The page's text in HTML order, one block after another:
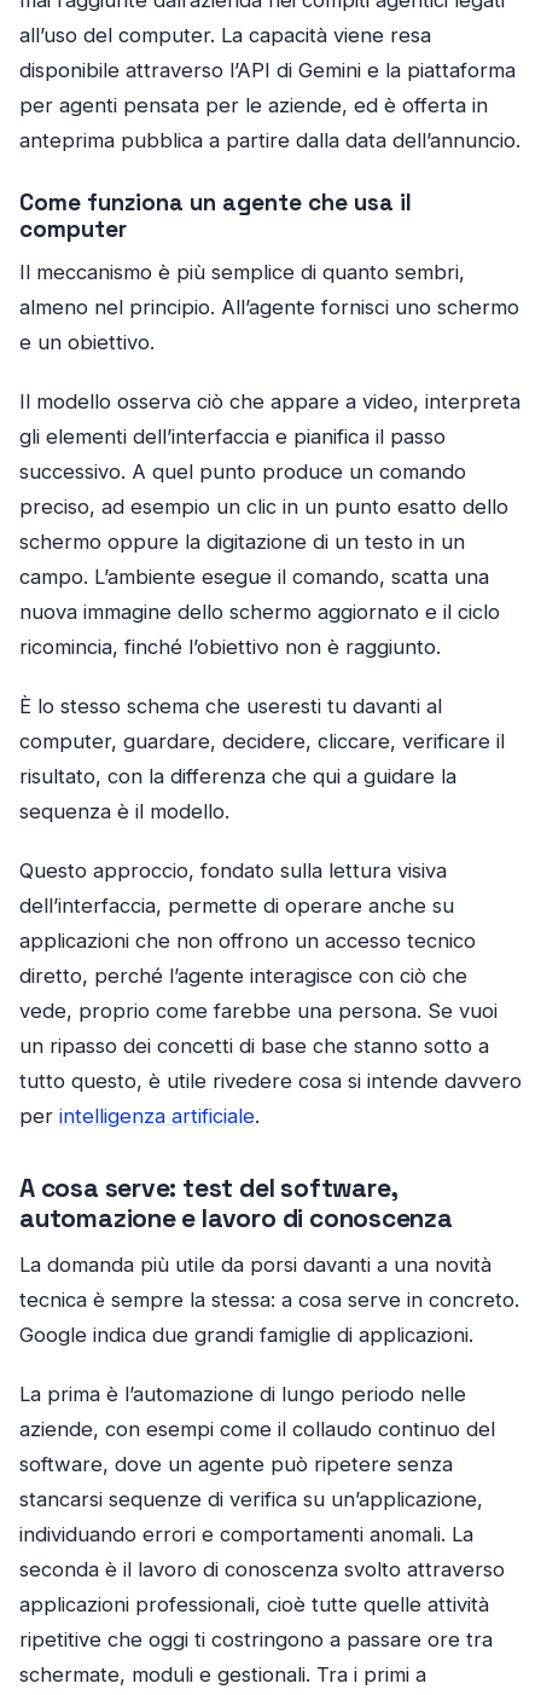
all’uso del computer. La capacità viene resa
disponibile attraverso l’API di Gemini e la piattaforma
per agenti pensata per le aziende, ed è offerta in
anteprima pubblica a partire dalla data dell’annuncio.
Come funziona un agente che usa il
computer
Il meccanismo è più semplice di quanto sembri,
almeno nel principio. All’agente fornisci uno schermo
e un obiettivo.
Il modello osserva ciò che appare a video, interpreta
gli elementi dell’interfaccia e pianifica il passo
successivo. A quel punto produce un comando
preciso, ad esempio un clic in un punto esatto dello
schermo oppure la digitazione di un testo in un
campo. L’ambiente esegue il comando, scatta una
nuova immagine dello schermo aggiornato e il ciclo
ricomincia, finché l’obiettivo non è raggiunto.
È lo stesso schema che useresti tu davanti al
computer, guardare, decidere, cliccare, verificare il
risultato, con la differenza che qui a guidare la
sequenza è il modello.
Questo approccio, fondato sulla lettura visiva
dell’interfaccia, permette di operare anche su
applicazioni che non offrono un accesso tecnico
diretto, perché l’agente interagisce con ciò che
vede, proprio come farebbe una persona. Se vuoi
un ripasso dei concetti di base che stanno sotto a
tutto questo, è utile rivedere cosa si intende davvero
per intelligenza artificiale.
A cosa serve: test del software,
automazione e lavoro di conoscenza
La domanda più utile da porsi davanti a una novità
tecnica è sempre la stessa: a cosa serve in concreto.
Google indica due grandi famiglie di applicazioni.
La prima è l’automazione di lungo periodo nelle
aziende, con esempi come il collaudo continuo del
software, dove un agente può ripetere senza
stancarsi sequenze di verifica su un’applicazione,
individuando errori e comportamenti anomali. La
seconda è il lavoro di conoscenza svolto attraverso
applicazioni professionali, cioè tutte quelle attività
ripetitive che oggi ti costringono a passare ore tra
schermate, moduli e gestionali. Tra i primi a